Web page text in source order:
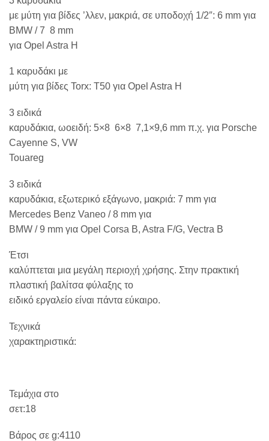
με μύτη για βίδες ’λλεν, μακριά, σε υποδοχή 1/2″: 6 mm για
BMW / 7  8 mm
για Opel Astra H
1 καρυδάκι με
μύτη για βίδες Torx: T50 για Opel Astra H
3 ειδικά
καρυδάκια, ωοειδή: 5×8  6×8  7,1×9,6 mm π.χ. για Porsche
Cayenne S, VW
Touareg
3 ειδικά
καρυδάκια, εξωτερικό εξάγωνο, μακριά: 7 mm για
Mercedes Benz Vaneo / 8 mm για
BMW / 9 mm για Opel Corsa B, Astra F/G, Vectra B
Έτσι
καλύπτεται μια μεγάλη περιοχή χρήσης. Στην πρακτική
πλαστική βαλίτσα φύλαξης το
ειδικό εργαλείο είναι πάντα εύκαιρο.
Τεχνικά
χαρακτηριστικά:
Τεμάχια στο
σετ:18
Βάρος σε g:4110